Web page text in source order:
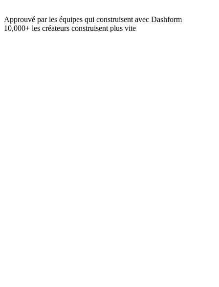
Approuvé par les équipes qui construisent avec Dashform
10,000+ les créateurs construisent plus vite